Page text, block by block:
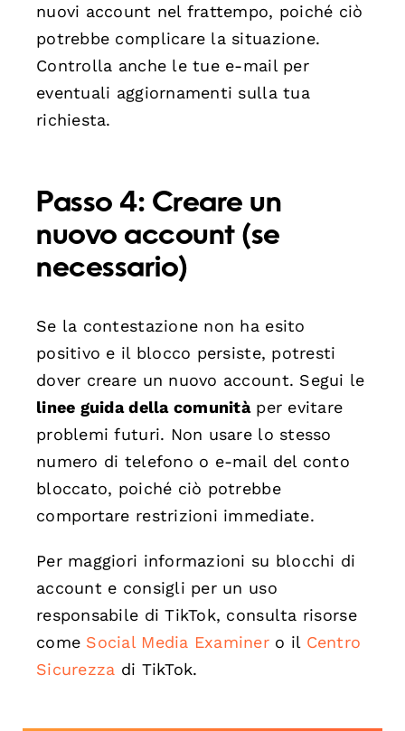
nuovi account nel frattempo, poiché ciò
potrebbe complicare la situazione.
Controlla anche le tue e-mail per
eventuali aggiornamenti sulla tua
richiesta.
Passo 4: Creare un
nuovo account (se
necessario)
Se la contestazione non ha esito
positivo e il blocco persiste, potresti
dover creare un nuovo account. Segui le
linee guida della comunitàper evitare
problemi futuri. Non usare lo stesso
numero di telefono o e-mail del conto
bloccato, poiché ciò potrebbe
comportare restrizioni immediate.
Per maggiori informazioni su blocchi di
account e consigli per un uso
responsabile di TikTok, consulta risorse
come Social Media Examiner o il Centro
Sicurezza di TikTok.